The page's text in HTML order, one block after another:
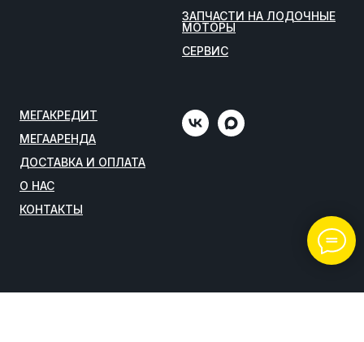
ЗАПЧАСТИ НА ЛОДОЧНЫЕ
МОТОРЫ
СЕРВИС
МЕГАКРЕДИТ
МЕГААРЕНДА
ДОСТАВКА И ОПЛАТА
О НАС
КОНТАКТЫ